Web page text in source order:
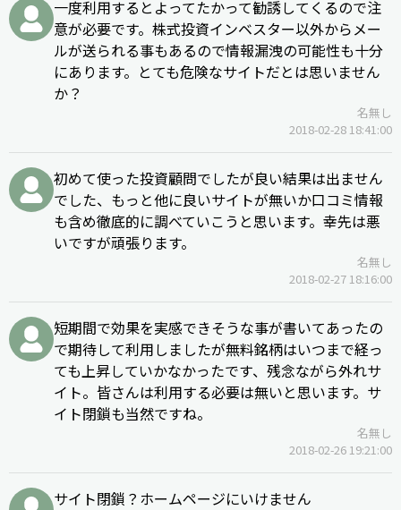
一度利用するとよってたかって勧誘してくるので注
意が必要です。株式投資インベスター以外からメー
ルが送られる事もあるので情報漏洩の可能性も十分
にあります。とても危険なサイトだとは思いません
か？
名無し
2018-02-28 18:41:00
初めて使った投資顧問でしたが良い結果は出ません
でした、もっと他に良いサイトが無いか口コミ情報
も含め徹底的に調べていこうと思います。幸先は悪
いですが頑張ります。
名無し
2018-02-27 18:16:00
短期間で効果を実感できそうな事が書いてあったの
で期待して利用しましたが無料銘柄はいつまで経っ
ても上昇していかなかったです、残念ながら外れサ
イト。皆さんは利用する必要は無いと思います。サ
イト閉鎖も当然ですね。
名無し
2018-02-26 19:21:00
サイト閉鎖？ホームページにいけません